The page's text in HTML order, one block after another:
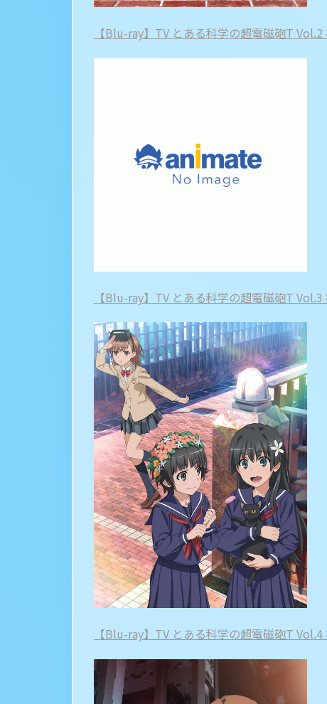
【Blu-ray】TV とある科学の超電磁砲T
【Blu-ray】TV とある科学の超電磁砲T
【Blu-ray】TV とある科学の超電磁砲T